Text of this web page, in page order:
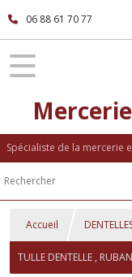
06 88 61 70 77
Spécialiste de la mercerie
Accueil
TULLE DENTELLE ,